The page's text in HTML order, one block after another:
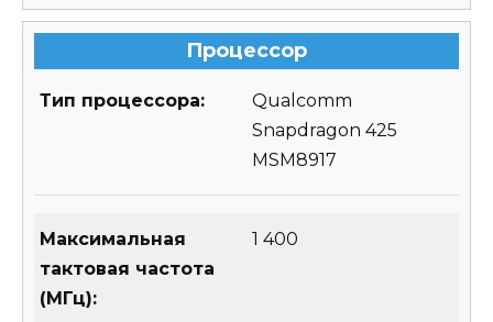
Процессор
Тип процессора:
Qualcomm
Snapdragon 425
MSM8917
Максимальная
тактовая частота
(МГц):
1 400